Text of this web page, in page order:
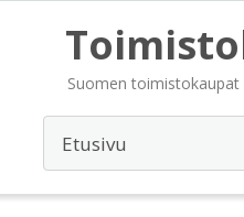
Suomen toimistokaupat